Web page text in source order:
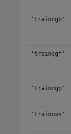
'traincgb'
'traincgf'
'traincgp'
'trainoss'